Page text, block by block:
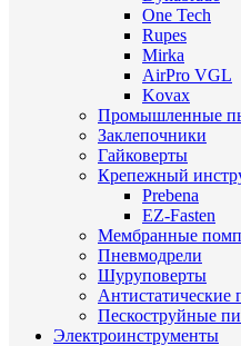
One Tech
Rupes
Mirka
AirPro VGL
Kovax
Промышленные
Заклепочники
Гайковерты
Крепежный
Prebena
EZ-Fasten
Мембранные
Пневмодрели
Шуруповерты
Антистатические
Пескоструйные
Электроинструменты